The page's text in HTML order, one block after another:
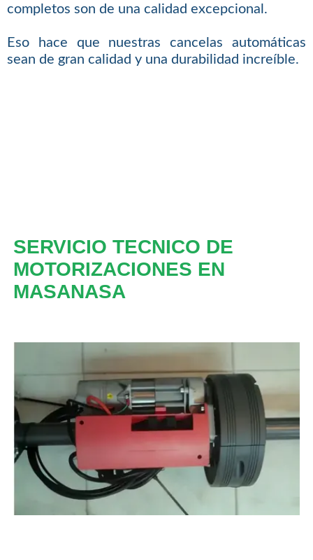
completos son de una calidad excepcional.
Eso hace que nuestras cancelas automáticas
sean de gran calidad y una durabilidad increíble.
SERVICIO TECNICO DE
MOTORIZACIONES EN
MASANASA